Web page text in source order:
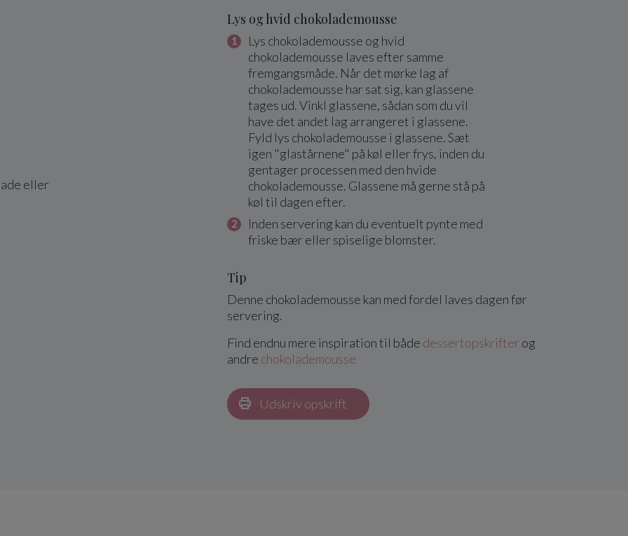
eller
Lys og hvid chokolademousse
Lys chokolademousse og hvid
chokolademousse laves efter samme
fremgangsmåde. Når det mørke lag af
chokolademousse har sat sig, kan glassene
tages ud. Vinkl glassene, sådan som du vil
have det andet lag arrangeret i glassene.
Fyld lys chokolademousse i glassene. Sæt
igen "glastårnene" på køl eller frys, inden du
gentager processen med den hvide
chokolademousse. Glassene må gerne stå på
køl til dagen efter.
Inden servering kan du eventuelt pynte med
friske bær eller spiselige blomster.
Tip
Denne chokolademousse kan med fordel laves dagen før
servering.
Find endnu mere inspiration til både dessertopskrifter og
andre chokolademousse
Udskriv opskrift